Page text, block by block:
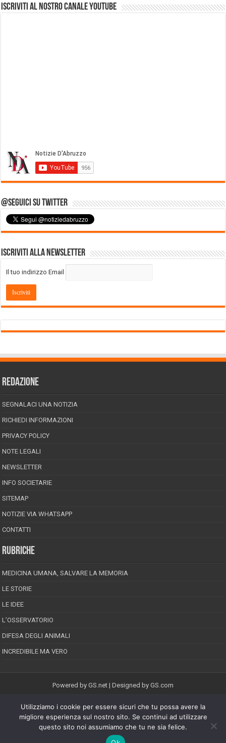
Iscriviti al nostro Canale Youtube
@Seguici su Twitter
Iscriviti alla Newsletter
Il tuo indirizzo Email
REDAZIONE
SEGNALACI UNA NOTIZIA
RICHIEDI INFORMAZIONI
PRIVACY POLICY
NOTE LEGALI
NEWSLETTER
INFO SOCIETARIE
SITEMAP
NOTIZIE VIA WHATSAPP
CONTATTI
RUBRICHE
MEDICINA UMANA, SALVARE LA MEMORIA
LE STORIE
LE IDEE
L’OSSERVATORIO
DIFESA DEGLI ANIMALI
INCREDIBILE MA VERO
Powered by GS.net | Designed by GS.com
EPINEION EDITRICE S.R.L.P.Iva 02008710689
Registrazione Tribunale di Pescara reg. speciale della stampa n.08/2012
Direttore responsabile: Maurizio Piccinino
Iscrizione al ROC n.22607
Utilizziamo i cookie per essere sicuri che tu possa avere la
migliore esperienza sul nostro sito. Se continui ad utilizzare
questo sito noi assumiamo che tu ne sia felice.